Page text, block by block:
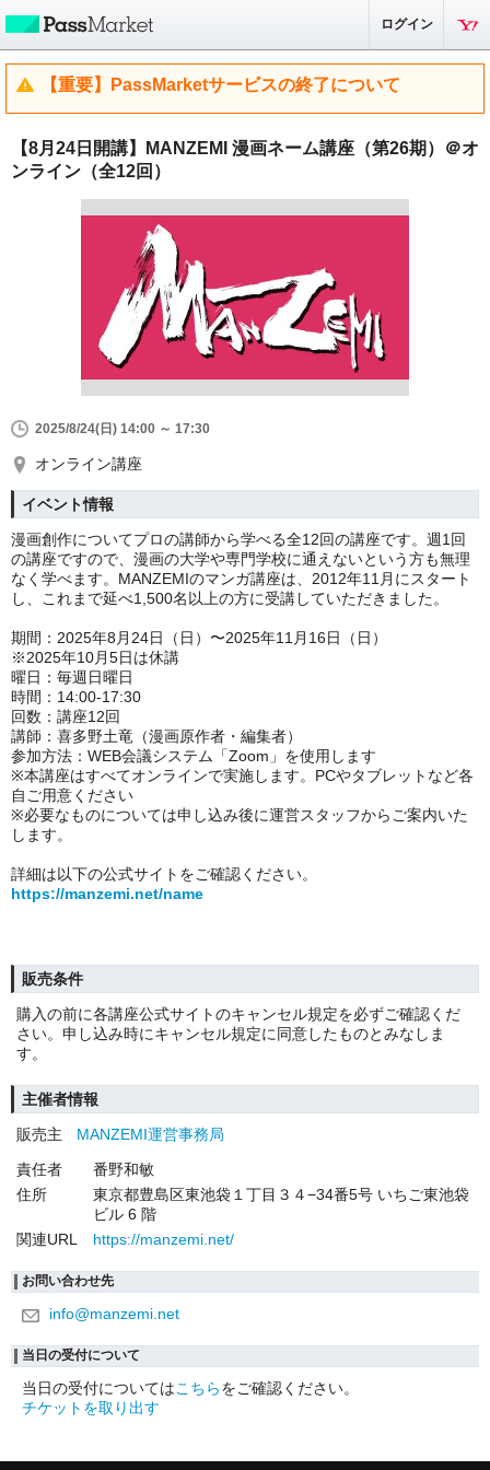
ログイン
【重要】PassMarketサービスの終了について
【8月24日開講】MANZEMI 漫画ネーム講座（第26期）＠オ
ンライン（全12回）
2025/8/24(日) 14:00 ～ 17:30
オンライン講座
イベント情報
漫画創作についてプロの講師から学べる全12回の講座です。週1回
の講座ですので、漫画の大学や専門学校に通えないという方も無理
なく学べます。MANZEMIのマンガ講座は、2012年11月にスタート
し、これまで延べ1,500名以上の方に受講していただきました。
期間：2025年8月24日（日）〜2025年11月16日（日）
※2025年10月5日は休講
曜日：毎週日曜日
時間：14:00-17:30
回数：講座12回
講師：喜多野土竜（漫画原作者・編集者）
参加方法：WEB会議システム「Zoom」を使用します
※本講座はすべてオンラインで実施します。PCやタブレットなど各
自ご用意ください
※必要なものについては申し込み後に運営スタッフからご案内いた
します。
詳細は以下の公式サイトをご確認ください。
https://manzemi.net/name
販売条件
購入の前に各講座公式サイトのキャンセル規定を必ずご確認くだ
さい。申し込み時にキャンセル規定に同意したものとみなしま
す。
主催者情報
販売主
MANZEMI運営事務局
責任者
番野和敏
住所
東京都豊島区東池袋１丁目３４−34番5号 いちご東池袋
ビル 6 階
関連URL
https://manzemi.net/
お問い合わせ先
info@manzemi.net
当日の受付について
当日の受付についてはこちらをご確認ください。
チケットを取り出す